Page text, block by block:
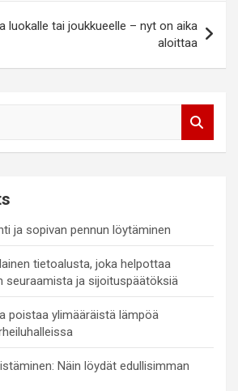
luokalle tai joukkueelle – nyt on aika
aloittaa
ja sopivan pennun löytäminen
tietoalusta, joka helpottaa
seuraamista ja sijoituspäätöksiä
poistaa ylimääräistä lämpöä
Näin löydät edullisimman